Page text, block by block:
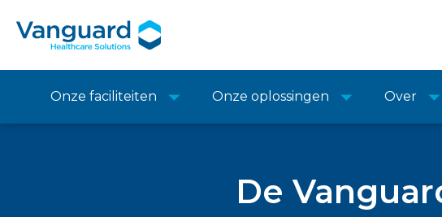
Onze faciliteiten Onze oplossingen Over
De